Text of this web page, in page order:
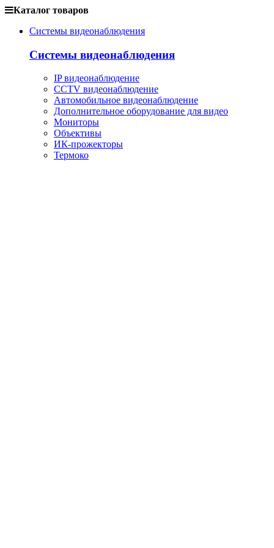
Каталог товаров
Системы видеонаблюдения
Системы видеонаблюдения
IP видеонаблюдение
CCTV видеонаблюдение
Автомобильное видеонаблюдение
Дополнительное оборудование для видео
Мониторы
Объективы
ИК-прожекторы
Термоко